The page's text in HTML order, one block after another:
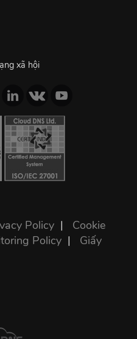
xã hội
Policy | Cookie
Policy | Giấy